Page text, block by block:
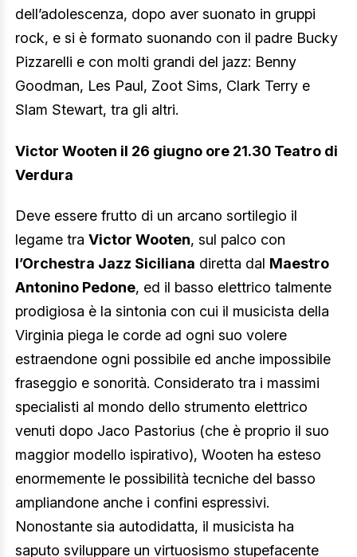
dell’adolescenza, dopo aver suonato in gruppi
rock, e si è formato suonando con il padre Bucky
Pizzarelli e con molti grandi del jazz: Benny
Goodman, Les Paul, Zoot Sims, Clark Terry e
Slam Stewart, tra gli altri.
Victor Wooten il 26 giugno ore 21.30 Teatro di
Verdura
Deve essere frutto di un arcano sortilegio il
legame tra Victor Wooten, sul palco con
l’Orchestra Jazz Siciliana diretta dal Maestro
Antonino Pedone, ed il basso elettrico talmente
prodigiosa è la sintonia con cui il musicista della
Virginia piega le corde ad ogni suo volere
estraendone ogni possibile ed anche impossibile
fraseggio e sonorità. Considerato tra i massimi
specialisti al mondo dello strumento elettrico
venuti dopo Jaco Pastorius (che è proprio il suo
maggior modello ispirativo), Wooten ha esteso
enormemente le possibilità tecniche del basso
ampliandone anche i confini espressivi.
Nonostante sia autodidatta, il musicista ha
saputo sviluppare un virtuosismo stupefacente